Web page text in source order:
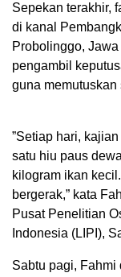
Sepekan terakhir,
di kanal
Probolinggo,
pengambil
guna
”Setiap hari,
satu hiu paus
kilogram ikan
bergerak,” kata
Pusat Penelitian
Indonesia (LIPI),
Sabtu pagi,